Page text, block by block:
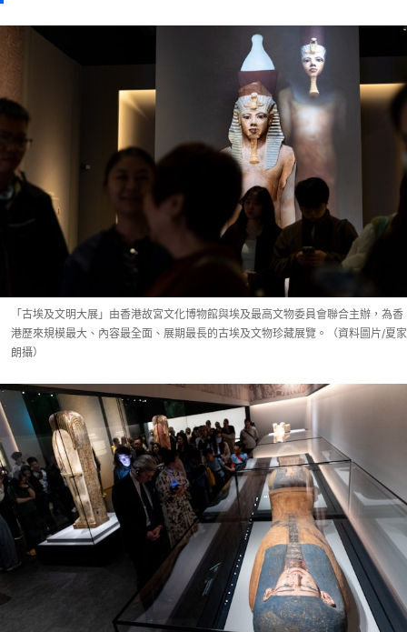
「古埃及文明大展」由香港故宮文化博物館與埃及最高文物委員會聯合主辦，為香
港歷來規模最大、內容最全面、展期最長的古埃及文物珍藏展覽。（資料圖片/夏家
朗攝）